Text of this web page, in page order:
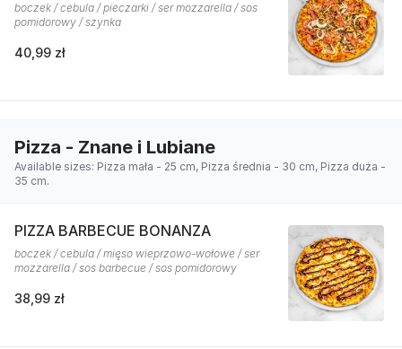
boczek / cebula / pieczarki / ser mozzarella / sos
pomidorowy / szynka
40,99 zł
Pizza - Znane i Lubiane
Available sizes: Pizza mała - 25 cm, Pizza średnia - 30 cm, Pizza duża -
35 cm.
PIZZA BARBECUE BONANZA
boczek / cebula / mięso wieprzowo-wołowe / ser
mozzarella / sos barbecue / sos pomidorowy
38,99 zł